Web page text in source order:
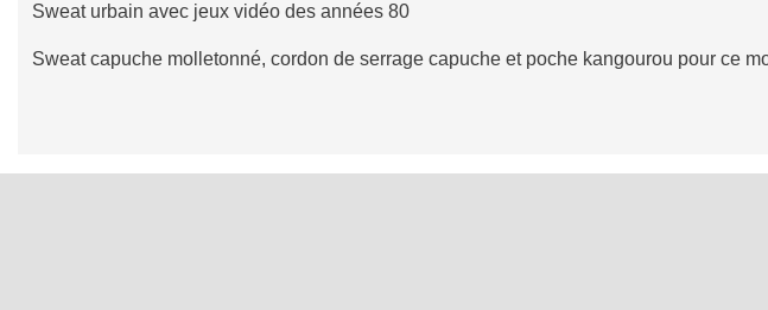
Sweat urbain avec jeux vidéo des années 80
Sweat capuche molletonné, cordon de serrage capuche et poche kangourou pour ce